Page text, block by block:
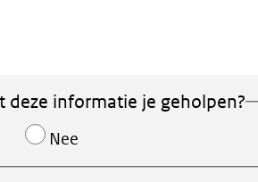
deze informatie je geholpen?
Nee